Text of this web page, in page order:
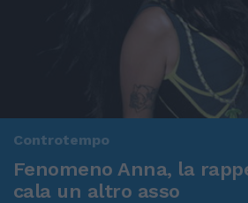
Controtempo
Fenomeno Anna, la
cala un altro asso